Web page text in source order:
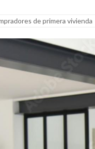
de primera vivienda